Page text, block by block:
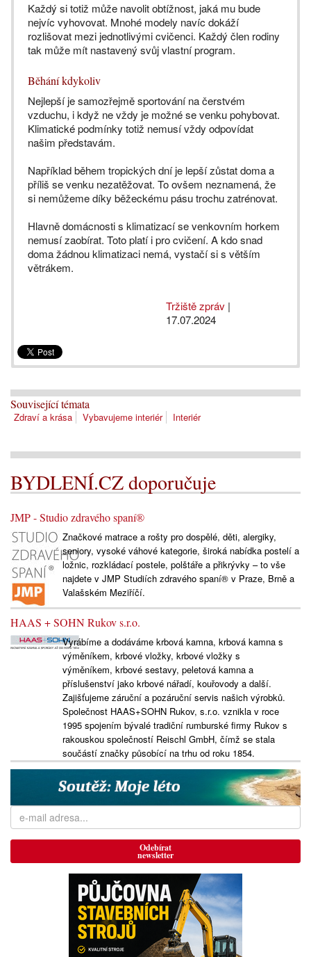
Každý si totiž může navolit obtížnost, jaká mu bude
nejvíc vyhovovat. Mnohé modely navíc dokáží
rozlišovat mezi jednotlivými cvičenci. Každý člen rodiny
tak může mít nastavený svůj vlastní program.
Běhání kdykoliv
Nejlepší je samozřejmě sportování na čerstvém
vzduchu, i když ne vždy je možné se venku pohybovat.
Klimatické podmínky totiž nemusí vždy odpovídat
našim představám.
Například během tropických dní je lepší zůstat doma a
příliš se venku nezatěžovat. To ovšem neznamená, že
si nemůžeme díky běžeckému pásu trochu zatrénovat.
Hlavně domácnosti s klimatizací se venkovním horkem
nemusí zaobírat. Toto platí i pro cvičení. A kdo snad
doma žádnou klimatizaci nemá, vystačí si s větším
větrákem.
Tržiště zpráv |
17.07.2024
Související témata
Zdraví a krása Vybavujeme interiér Interiér
BYDLENÍ.CZ doporučuje
JMP - Studio zdravého spaní®
Značkové matrace a rošty pro dospělé, děti, alergiky,
seniory, vysoké váhové kategorie, široká nabídka postelí a
ložnic, rozkládací postele, polštáře a přikrývky – to vše
najdete v JMP Studiích zdravého spaní® v Praze, Brně a
Valašském Meziříčí.
HAAS + SOHN Rukov s.r.o.
Vyrábíme a dodáváme krbová kamna, krbová kamna s
výměníkem, krbové vložky, krbové vložky s
výměníkem, krbové sestavy, peletová kamna a
příslušenství jako krbové nářadí, kouřovody a další.
Zajišťujeme záruční a pozáruční servis našich výrobků.
Společnost HAAS+SOHN Rukov, s.r.o. vznikla v roce
1995 spojením bývalé tradiční rumburské firmy Rukov s
rakouskou společností Reischl GmbH, čímž se stala
součástí značky působící na trhu od roku 1854.
Odebírat
newsletter